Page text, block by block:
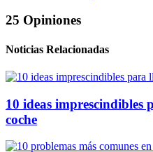
25 Opiniones
Noticias Relacionadas
10 ideas imprescindibles
coche